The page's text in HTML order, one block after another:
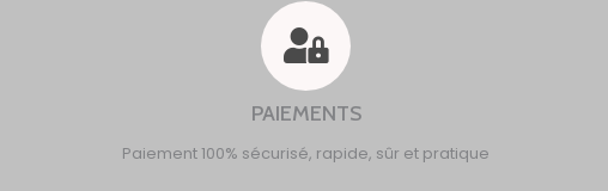
PAIEMENTS
Paiement 100% sécurisé, rapide, sûr et pratique